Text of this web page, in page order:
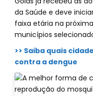
da Saúde e deve
faixa etária na
municípios
>> Saiba quais
contra a dengue